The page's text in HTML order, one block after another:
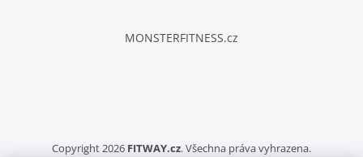
MONSTERFITNESS.cz
Copyright 2026 FITWAY.cz. Všechna práva vyhrazena.